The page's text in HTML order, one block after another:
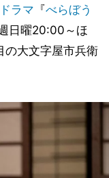
ラマ 『べらぼう
日曜20:00～ほ
の大文字屋市兵衛